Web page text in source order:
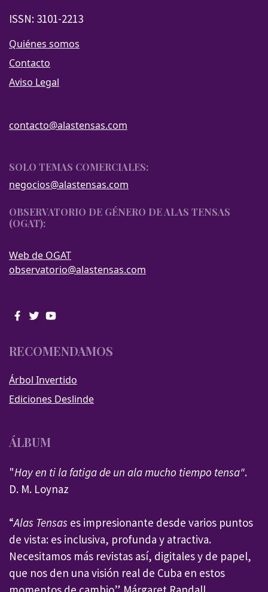
ISSN: 3101-2213
Quiénes somos
Contacto
Aviso Legal
contacto@alastensas.com
SOLO TEMAS COMERCIALES:
negocios@alastensas.com
OBSERVATORIO DE GÉNERO DE ALAS TENSAS
(OGAT):
Web de OGAT
observatorio@alastensas.com
RECOMENDAMOS
Árbol Invertido
Ediciones Deslinde
ÁLBUM
"Hay en ti la fatiga de un ala mucho tiempo tensa".
D. M. Loynaz
“Alas Tensas es impresionante desde varios puntos
de vista: es inclusiva, profunda y atractiva.
Necesitamos más revistas así, digitales y de papel,
que nos den una visión real de Cuba en estos